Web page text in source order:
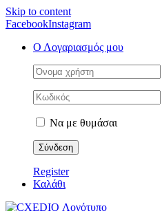
Skip to content
FacebookInstagram
Ο Λογαριασμός μου
Να με θυμάσαι
Register
Καλάθι